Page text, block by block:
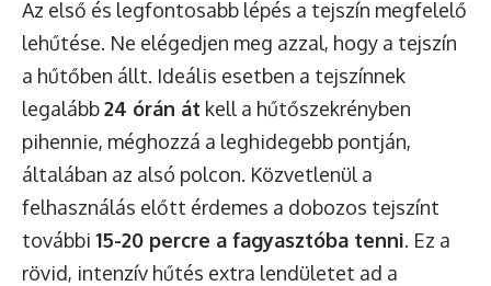
Az első és legfontosabb lépés a tejszín megfelelő
lehűtése. Ne elégedjen meg azzal, hogy a tejszín
a hűtőben állt. Ideális esetben a tejszínnek
legalább24 órán át kell a hűtőszekrényben
pihennie, méghozzá a leghidegebb pontján,
általában az alsó polcon. Közvetlenül a
felhasználás előtt érdemes a dobozos tejszínt
további 15-20 percre a fagyasztóba tenni. Ez a
rövid, intenzív hűtés extra lendületet ad a